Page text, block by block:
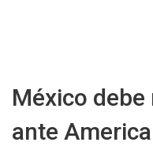
México
ante